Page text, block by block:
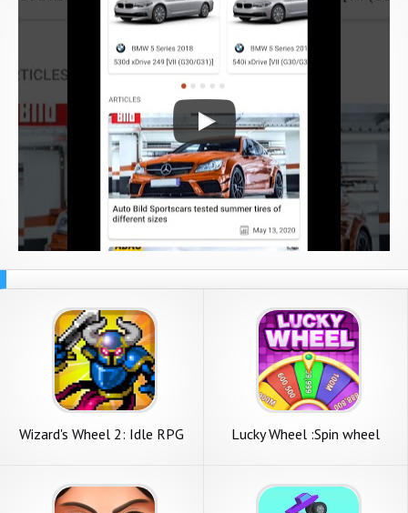
Wizard's Wheel 2: Idle RPG
Lucky Wheel :Spin wheel